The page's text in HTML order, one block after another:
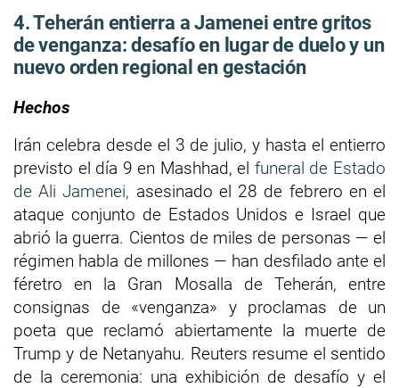
4. Teherán entierra a Jamenei entre gritos
de venganza: desafío en lugar de duelo y un
nuevo orden regional en gestación
Hechos
Irán celebra desde el 3 de julio, y hasta el entierro
previsto el día 9 en Mashhad, el funeral de Estado
de Ali Jamenei, asesinado el 28 de febrero en el
ataque conjunto de Estados Unidos e Israel que
abrió la guerra. Cientos de miles de personas — el
régimen habla de millones — han desfilado ante el
féretro en la Gran Mosalla de Teherán, entre
consignas de «venganza» y proclamas de un
poeta que reclamó abiertamente la muerte de
Trump y de Netanyahu. Reuters resume el sentido
de la ceremonia: una exhibición de desafío y el